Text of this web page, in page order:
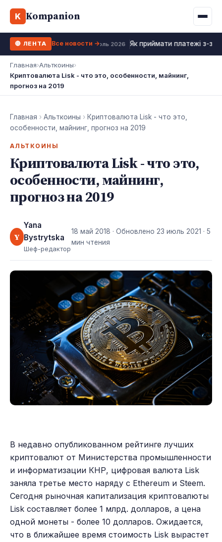
K Kompanion
Калькулятор МФО
Все 10 МФО →
Жизни
WhiteBIT
Kuna
Bybit
OKX
Ипотека
Депозит
Рефинансирование
ФОП налоги
🔴 ЛЕНТА 18 июль 2026 Як приймати платежі з-за
Все новости →
Главная›Альткоины›
Криптовалюта Lisk - что это, особенности, майнинг,
прогноз на 2019
Главная › Альткоины › Криптовалюта Lisk - что это,
особенности, майнинг, прогноз на 2019
АЛЬТКОИНЫ
Криптовалюта Lisk - что это,
особенности, майнинг,
прогноз на 2019
Y
Yana
Bystrytska
Шеф-редактор
18 май 2018 · Обновлено 23 июль 2021 · 5
мин чтения
В недавно опубликованном рейтинге лучших
криптовалют от Министерства промышленности
и информатизации КНР, цифровая валюта Lisk
заняла третье место наряду с Ethereum и Steem.
Сегодня рыночная капитализация криптовалюты
Lisk составляет более 1 млрд. долларов, а цена
одной монеты - более 10 долларов. Ожидается,
что в ближайшее время стоимость Lisk вырастет